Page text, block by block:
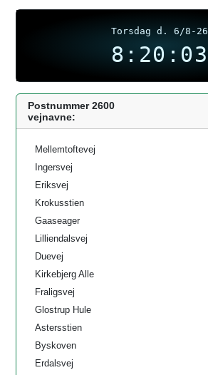
Torsdag d. 6/8-26
8:20:04
Postnummer 2600
vejnavne:
Mellemtoftevej
Ingersvej
Eriksvej
Krokusstien
Gaaseager
Lilliendalsvej
Duevej
Kirkebjerg Alle
Fraligsvej
Glostrup Hule
Astersstien
Byskoven
Erdalsvej